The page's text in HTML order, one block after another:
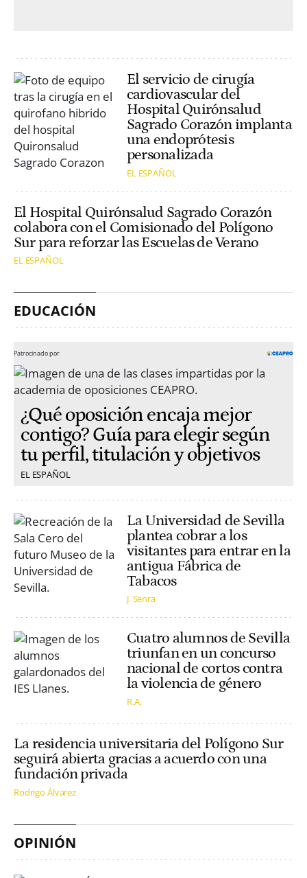
El servicio de cirugía
cardiovascular del
Hospital Quirónsalud
Sagrado Corazón implanta
una endoprótesis
personalizada
EL ESPAÑOL
El Hospital Quirónsalud Sagrado Corazón
colabora con el Comisionado del Polígono
Sur para reforzar las Escuelas de Verano
EL ESPAÑOL
EDUCACIÓN
Patrocinado por
¿Qué oposición encaja mejor
contigo? Guía para elegir según
tu perfil, titulación y objetivos
EL ESPAÑOL
La Universidad de Sevilla
plantea cobrar a los
visitantes para entrar en la
antigua Fábrica de
Tabacos
J. Senra
Cuatro alumnos de Sevilla
triunfan en un concurso
nacional de cortos contra
la violencia de género
R.A.
La residencia universitaria del Polígono Sur
seguirá abierta gracias a acuerdo con una
fundación privada
Rodrigo Álvarez
OPINIÓN